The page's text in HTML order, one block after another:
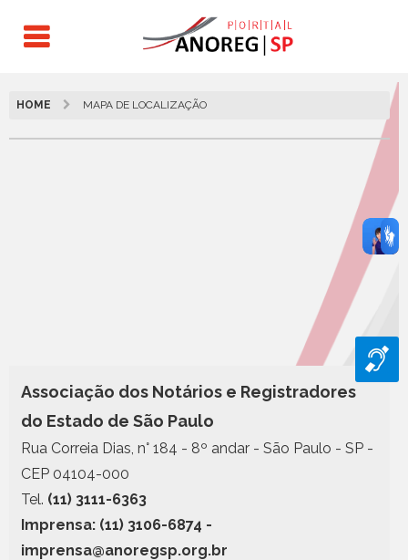
HOME MAPA DE LOCALIZAÇÃO
Associação dos Notários e Registradores
do Estado de São Paulo
Rua Correia Dias, n° 184 - 8º andar - São Paulo - SP -
CEP 04104-000
Tel. (11) 3111-6363
Imprensa: (11) 3106-6874 -
imprensa@anoregsp.org.br